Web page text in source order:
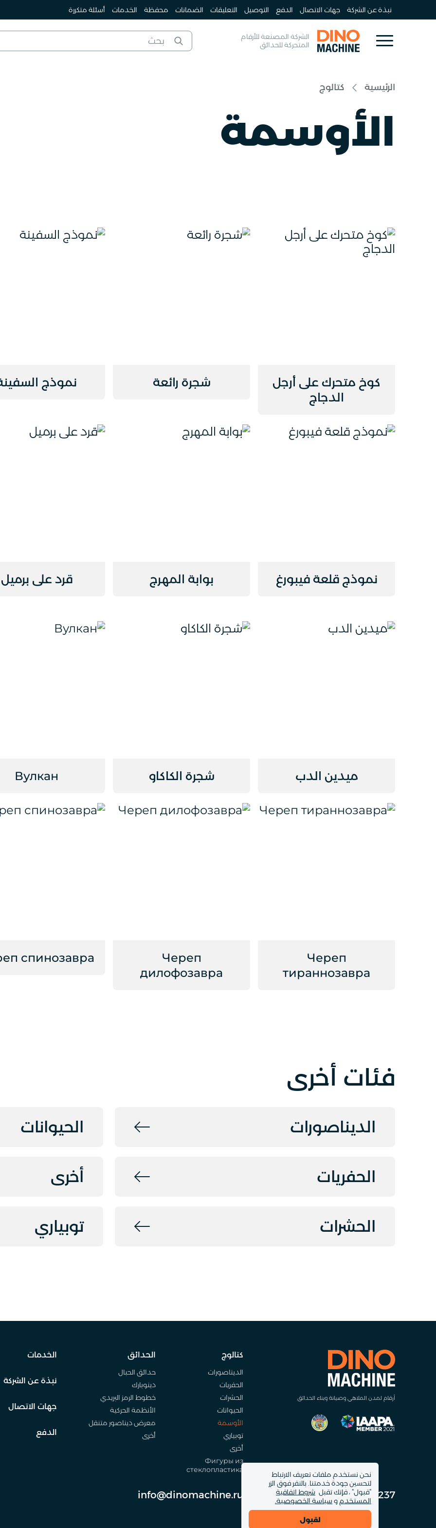
نبذة عن الشركة جهات الاتصال الدفع التوصيل التعليقات الضمانات محفظة الخدمات أسئلة متكررة
الشركة المصنعة للأرقام
المتحركة للحدائق
الرئيسية كتالوج
الأوسمة
كوخ متحرك على أرجل
الدجاج
شجرة رائعة نموذج
نموذج قلعة فيبورغ بوابة المهرج قرد على برميل
ميدين الدب شجرة الكاكاو Вулкан
Череп
тираннозавра
Череп
дилофозавра
спинозавра
فئات أخرى
الديناصورات
الحفريات
الحشرات
الحيوانات
أخرى
توبياري
نحن نستخدم ملفات تعريف الارتباط
لتحسين جودة خدمتنا. بالنقر فوق الزر
"قبول" ، فإنك تقبل شروط اتفاقية
المستخدم و سياسة الخصوصية.
لقبول
أرقام لمدن الملاهي وصيانة وبناء الحدائق
كتالوج
الديناصورات
الحفريات
الحشرات
الحيوانات
الأوسمة
توبياري
أخرى
Фигуры из
стеклопластика
الحدائق
حدائق الحبال
دينوبارك
خطوط الرمز البريدي
الأنظمة الحركية
معرض ديناصور متنقل
أخرى
الخدمات
نبذة عن الشركة
جهات الاتصال
الدفع
+971-52-162-0237
info@dinomachine.ru